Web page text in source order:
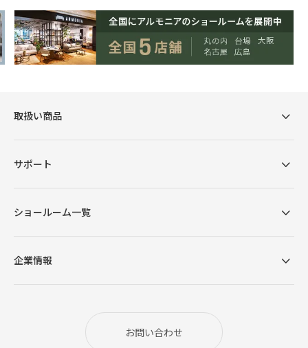
取扱い商品
サポート
ショールーム一覧
企業情報
お問い合わせ